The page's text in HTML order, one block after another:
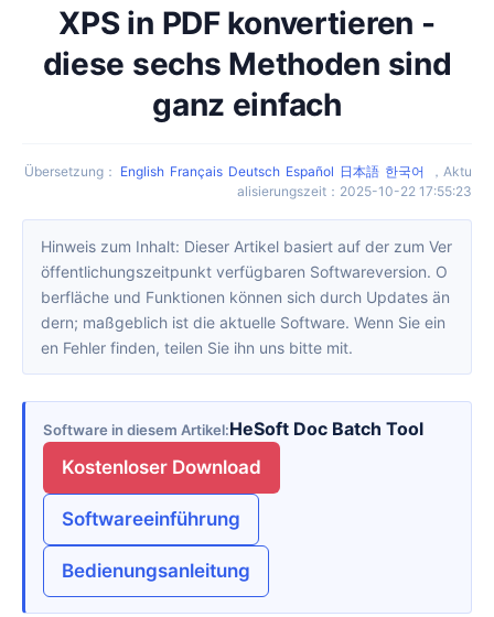
XPS in PDF konvertieren -
diese sechs Methoden sind
ganz einfach
Übersetzung ： English Français Deutsch Español 日本語 한국어 ， Aktu
alisierungszeit ： 2025-10-22 17:55:23
Hinweis zum Inhalt: Dieser Artikel basiert auf der zum Ver
öffentlichungszeitpunkt verfügbaren Softwareversion. O
berfläche und Funktionen können sich durch Updates än
dern; maßgeblich ist die aktuelle Software. Wenn Sie ein
en Fehler finden, teilen Sie ihn uns bitte mit.
Software in diesem Artikel HeSoft Doc Batch Tool
Kostenloser Download
Softwareeinführung
Bedienungsanleitung